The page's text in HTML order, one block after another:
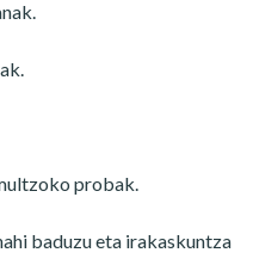
probak.
baduzu eta irakaskuntza